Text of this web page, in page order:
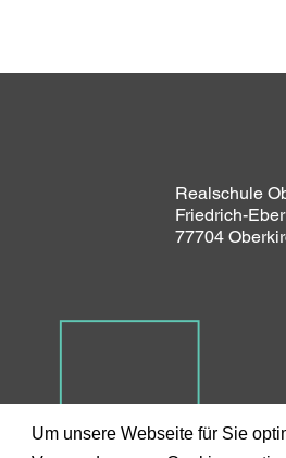
Um unsere Webseite für Sie
Realschule
Friedrich-
77704